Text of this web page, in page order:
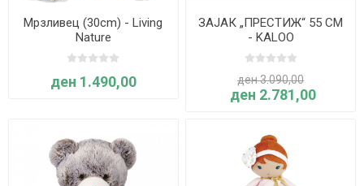
Мрзливец (30cm) - Living
Nature
ден 1.490,00
ЗАЈАК „ПРЕСТИЖ“ 55 CM
- KALOO
ден 3.090,00
ден 2.781,00